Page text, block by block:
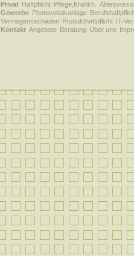
Privat Haftpflicht Pflege,Krankh.
Gewerbe Photovoltaikanlage
Vermögensschäden Produkthaftpflicht IT-
Kontakt Angebote Beratung Über uns